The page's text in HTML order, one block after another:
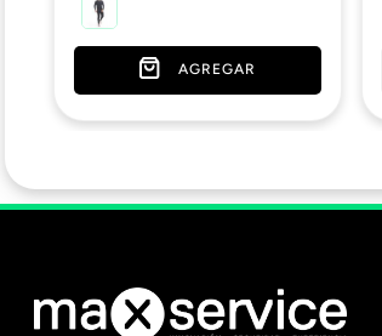
AGREGAR